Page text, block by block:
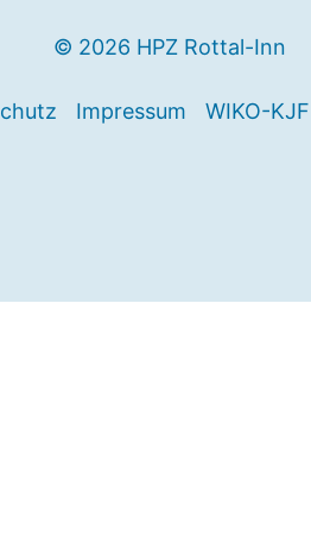
© 2026 HPZ Rottal-Inn
Impressum WIKO-KJF